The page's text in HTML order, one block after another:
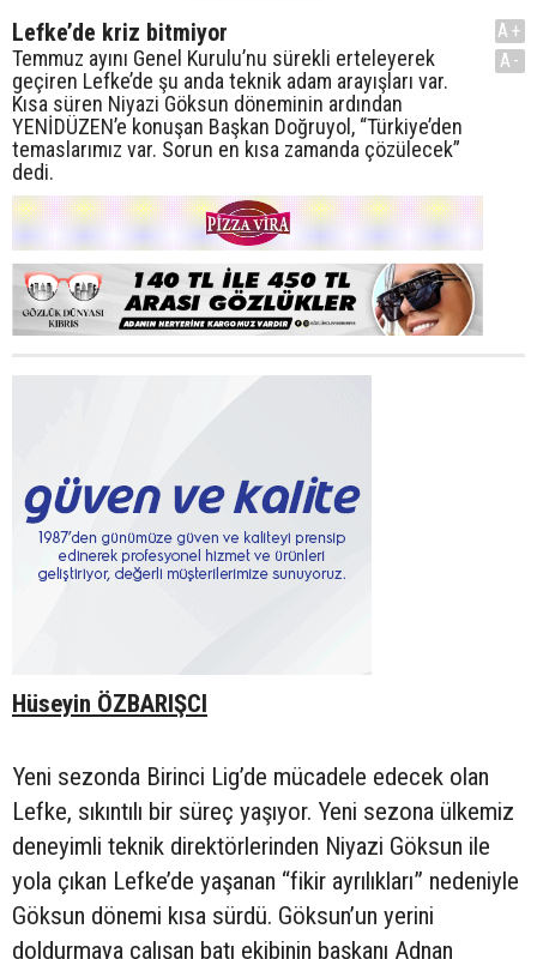
Lefke’de kriz bitmiyor
Temmuz ayını Genel Kurulu’nu sürekli erteleyerek
geçiren Lefke’de şu anda teknik adam arayışları var.
Kısa süren Niyazi Göksun döneminin ardından
YENİDÜZEN’e konuşan Başkan Doğruyol, “Türkiye’den
temaslarımız var. Sorun en kısa zamanda çözülecek”
dedi.
A+
A-
Hüseyin ÖZBARIŞCI
Yeni sezonda Birinci Lig’de mücadele edecek olan
Lefke, sıkıntılı bir süreç yaşıyor. Yeni sezona ülkemiz
deneyimli teknik direktörlerinden Niyazi Göksun ile
yola çıkan Lefke’de yaşanan “fikir ayrılıkları” nedeniyle
Göksun dönemi kısa sürdü. Göksun’un yerini
doldurmaya çalışan batı ekibinin başkanı Adnan